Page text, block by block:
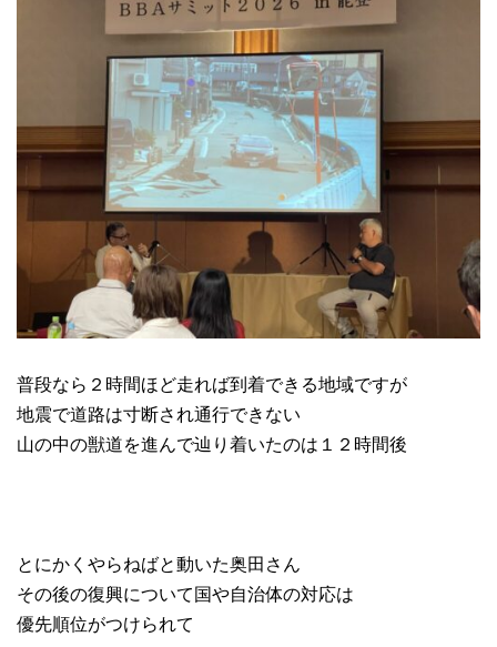
普段なら２時間ほど走れば到着できる地域ですが
地震で道路は寸断され通行できない
山の中の獣道を進んで辿り着いたのは１２時間後
とにかくやらねばと動いた奥田さん
その後の復興について国や自治体の対応は
優先順位がつけられて